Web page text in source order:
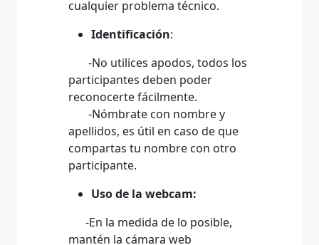
cualquier problema técnico.
Identificación:
-No utilices apodos, todos los
participantes deben poder
reconocerte fácilmente.
-Nómbrate con nombre y
apellidos, es útil en caso de que
compartas tu nombre con otro
participante.
Uso de la webcam:
-En la medida de lo posible,
mantén la cámara web